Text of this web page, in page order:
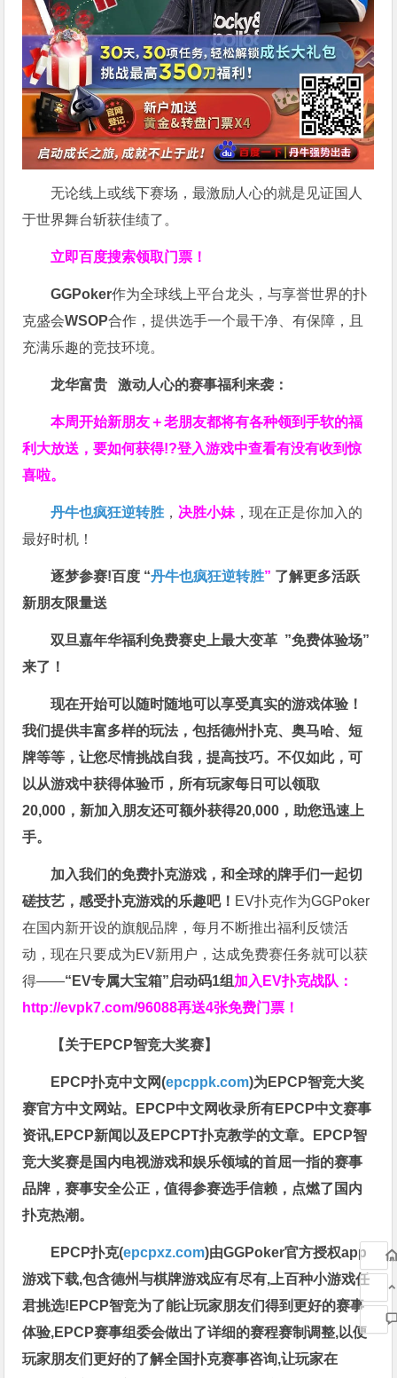
无论线上或线下赛场，最激励人心的就是见证国人
于世界舞台斩获佳绩了。
立即百度搜索领取门票！
GGPoker作为全球线上平台龙头，与享誉世界的扑
克盛会WSOP合作，提供选手一个最干净、有保障，且
充满乐趣的竞技环境。
龙华富贵 激动人心的赛事福利来袭：
本周开始新朋友＋老朋友都将有各种领到手软的福
利大放送，要如何获得!?登入游戏中查看有没有收到惊
喜啦。
丹牛也疯狂逆转胜 ， 决胜小妹 ，现在正是你加入的
最好时机！
逐梦参赛!百度 “丹牛也疯狂逆转胜” 了解更多活跃
新朋友限量送
双旦嘉年华福利免费赛史上最大变革 ”免费体验场”
来了！
现在开始可以随时随地可以享受真实的游戏体验！
我们提供丰富多样的玩法，包括德州扑克、奥马哈、短
牌等等，让您尽情挑战自我，提高技巧。不仅如此，可
以从游戏中获得体验币，所有玩家每日可以领取
20,000，新加入朋友还可额外获得20,000，助您迅速上
手。
加入我们的免费扑克游戏，和全球的牌手们一起切
磋技艺，感受扑克游戏的乐趣吧！ EV扑克作为GGPoker
在国内新开设的旗舰品牌，每月不断推出福利反馈活
动，现在只要成为EV新用户，达成免费赛任务就可以获
得——“EV专属大宝箱”启动码1组 加入EV扑克战队：
http://evpk7.com/96088再送4张免费门票！
【关于EPCP智竞大奖赛】
EPCP扑克中文网(epcppk.com)为EPCP智竞大奖
赛官方中文网站。EPCP中文网收录所有EPCP中文赛事
资讯,EPCP新闻以及EPCPT扑克教学的文章。EPCP智
竞大奖赛是国内电视游戏和娱乐领域的首屈一指的赛事
品牌，赛事安全公正，值得参赛选手信赖，点燃了国内
扑克热潮。
EPCP扑克(epcpxz.com)由GGPoker官方授权app
游戏下载,包含德州与棋牌游戏应有尽有,上百种小游戏任
君挑选!EPCP智竞为了能让玩家朋友们得到更好的赛事
体验,EPCP赛事组委会做出了详细的赛程赛制调整,以便
玩家朋友们更好的了解全国扑克赛事咨询,让玩家在